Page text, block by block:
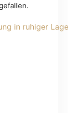
in ruhiger Lage